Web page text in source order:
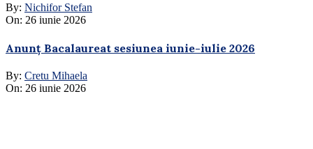
By: Nichifor Stefan
On: 26 iunie 2026
Anunț Bacalaureat sesiunea iunie-iulie 2026
By: Cretu Mihaela
On: 26 iunie 2026